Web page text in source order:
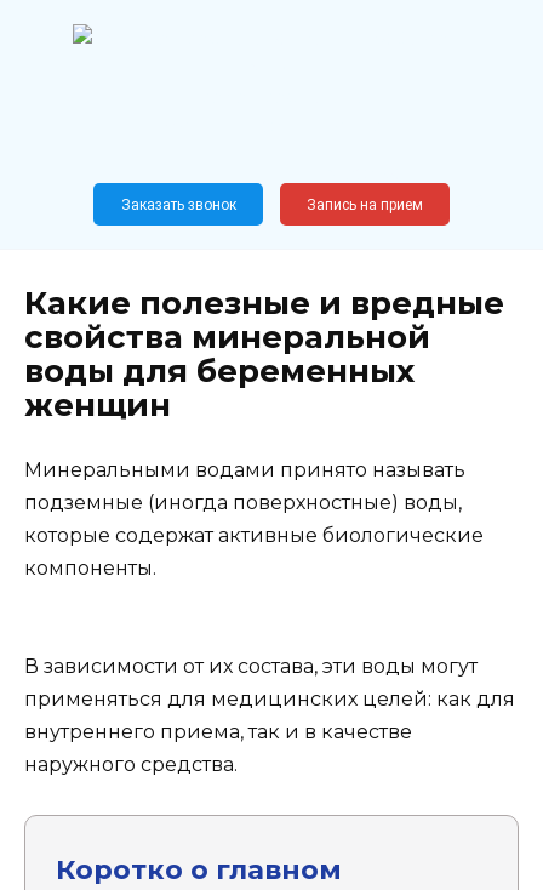
Новослободская, 62, к12
Заказать звонок Запись на прием
Какие полезные и вредные
свойства минеральной
воды для беременных
женщин
Минеральными водами принято называть
подземные (иногда поверхностные) воды,
которые содержат активные биологические
компоненты.
В зависимости от их состава, эти воды могут
применяться для медицинских целей: как для
внутреннего приема, так и в качестве
наружного средства.
Коротко о главном